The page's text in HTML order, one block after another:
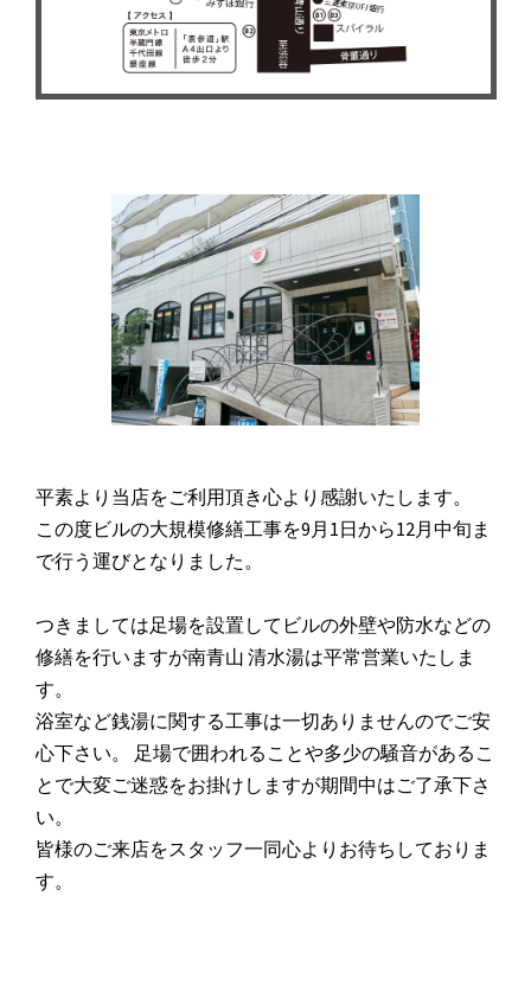
平素より当店をご利用頂き心より感謝いたします。
この度ビルの大規模修繕工事を9月1日から12月中旬ま
で行う運びとなりました。
つきましては足場を設置してビルの外壁や防水などの
修繕を行いますが南青山 清水湯は平常営業いたしま
す。
浴室など銭湯に関する工事は一切ありませんのでご安
心下さい。 足場で囲われることや多少の騒音があるこ
とで大変ご迷惑をお掛けしますが期間中はご了承下さ
い。
皆様のご来店をスタッフ一同心よりお待ちしておりま
す。